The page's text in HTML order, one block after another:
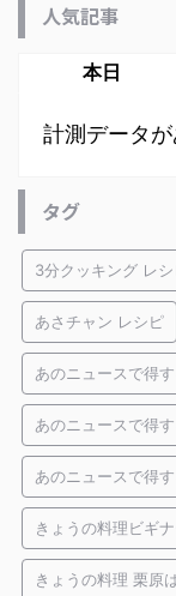
人気記事
本日
計測データが
タグ
3分クッキング レ
あさチャン レシピ
あのニュースで得
あのニュースで得
あのニュースで得
きょうの料理ビギ
きょうの料理 栗原